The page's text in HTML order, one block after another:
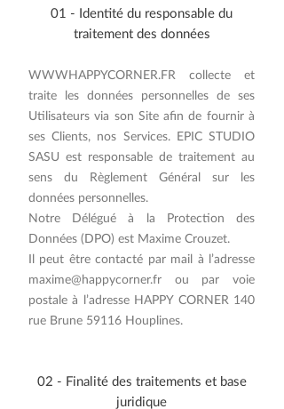
01 - Identité du responsable du
traitement des données
WWWHAPPYCORNER.FR collecte et
traite les données personnelles de ses
Utilisateurs via son Site afin de fournir à
ses Clients, nos Services. EPIC STUDIO
SASU est responsable de traitement au
sens du Règlement Général sur les
données personnelles.
Notre Délégué à la Protection des
Données (DPO) est Maxime Crouzet.
Il peut être contacté par mail à l’adresse
maxime@happycorner.fr ou par voie
postale à l’adresse HAPPY CORNER 140
rue Brune 59116 Houplines.
02 - Finalité des traitements et base
juridique